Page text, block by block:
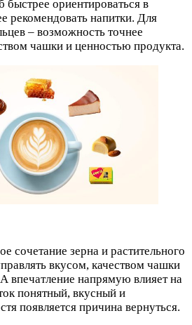
быстрее ориентироваться в
рекомендовать напитки. Для
– возможность точнее
чашки и ценностью продукта.
сочетание зерна и растительного
вкусом, качеством чашки
впечатление напрямую влияет на
понятный, вкусный и
появляется причина вернуться.